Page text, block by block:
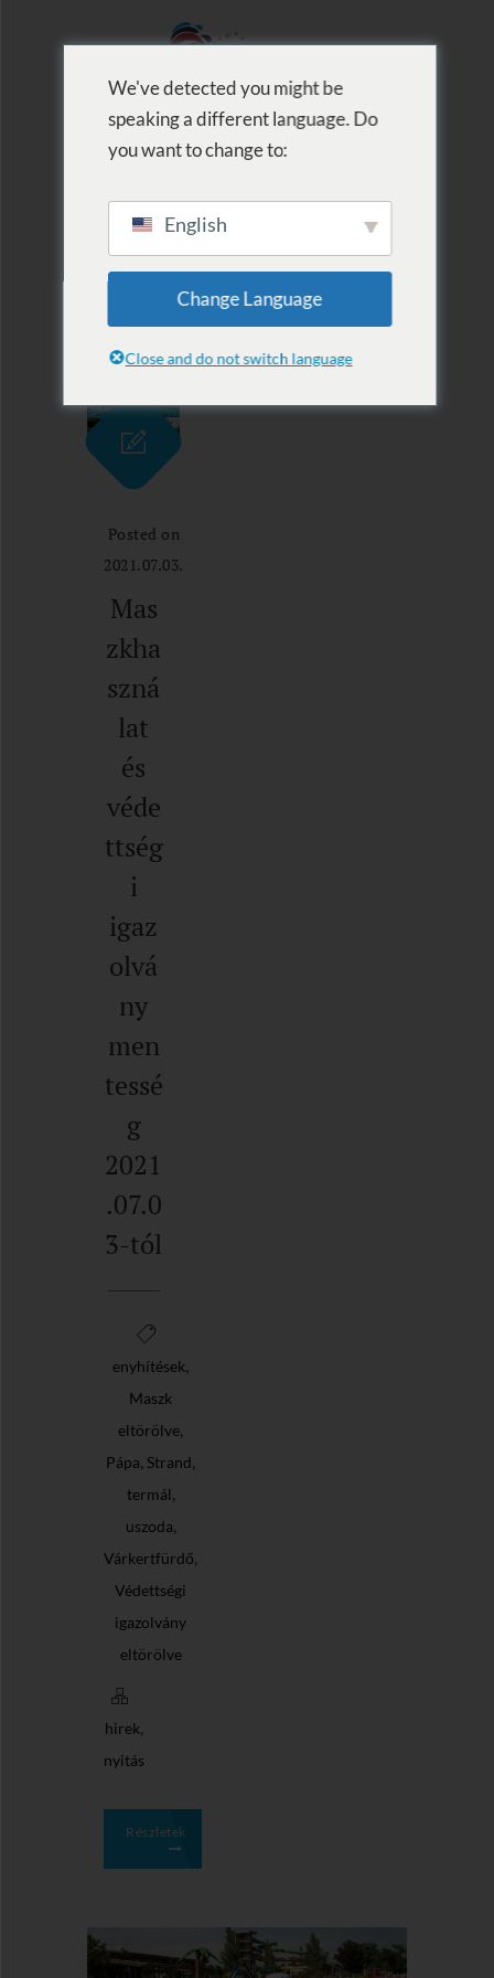
Archive for Tag:
Strand
Posted on
2021.07.03.
Mas
zkha
szná
lat
és
véde
ttség
i
igaz
olvá
ny
men
tessé
g
2021
.07.0
3-tól
enyhítések,
Maszk
eltörölve,
Pápa, Strand,
termál,
uszoda,
Várkertfürdő,
Védettségi
igazolvány
eltörölve
hirek,
nyitás
Részletek
We've detected you might be
speaking a different language. Do
you want to change to:
English
Change Language
Close and do not switch language